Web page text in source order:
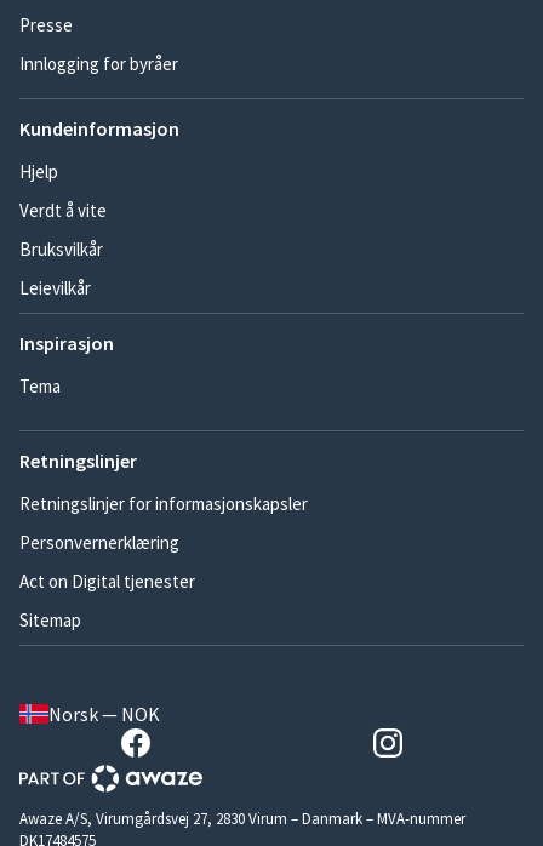
Presse
Innlogging for byråer
Kundeinformasjon
Hjelp
Verdt å vite
Bruksvilkår
Leievilkår
Inspirasjon
Tema
Retningslinjer
Retningslinjer for informasjonskapsler
Personvernerklæring
Act on Digital tjenester
Sitemap
Norsk — NOK
Awaze A/S, Virumgårdsvej 27, 2830 Virum – Danmark – MVA-nummer
DK17484575